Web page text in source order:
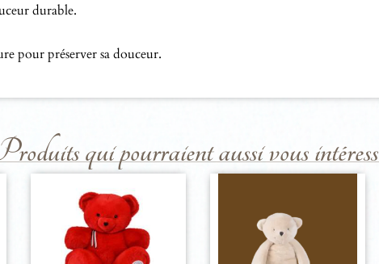
durable.
pour préserver sa douceur.
qui pourraient aussi vous